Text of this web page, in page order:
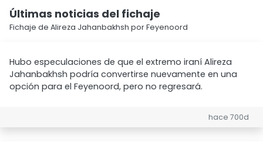
Últimas noticias del fichaje
Fichaje de Alireza Jahanbakhsh por Feyenoord
Hubo especulaciones de que el extremo iraní Alireza
Jahanbakhsh podría convertirse nuevamente en una
opción para el Feyenoord, pero no regresará.
hace 700d